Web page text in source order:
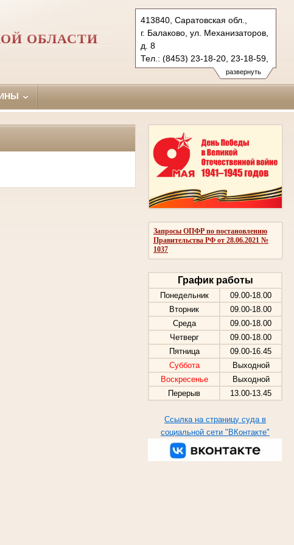
развернуть
413840, Саратовская обл.,
г. Балаково, ул. Механизаторов,
д. 8
Тел.: (8453) 23-18-20, 23-18-59,
(84573) 2-11-61
balakovsky.sar@sudrf.ru
ОБЛАСТИ
Запросы ОПФР по постановлению
Правительства РФ от 28.06.2021 №
1037
График работы
Понедельник
09.00-18.00
Вторник
09.00-18.00
Среда
09.00-18.00
Четверг
09.00-18.00
Пятница
09.00-16.45
Суббота
Выходной
Воскресенье
Выходной
Перерыв
13.00-13.45
Ссылка на страницу суда в
социальной сети "ВКонтакте"